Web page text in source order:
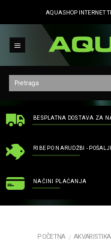
AQUASHOP INTERNET
BESPLATNA DOSTAVA ZA
RIBE PO NARUDŽBI -
NAČINI PLAĆANJA
POČETNA / AKVARISTIKA